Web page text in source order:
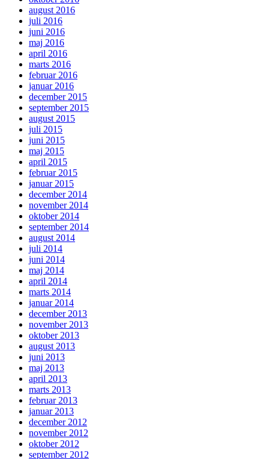
august 2016
juli 2016
juni 2016
maj 2016
april 2016
marts 2016
februar 2016
januar 2016
december 2015
september 2015
august 2015
juli 2015
juni 2015
maj 2015
april 2015
februar 2015
januar 2015
december 2014
november 2014
oktober 2014
september 2014
august 2014
juli 2014
juni 2014
maj 2014
april 2014
marts 2014
januar 2014
december 2013
november 2013
oktober 2013
august 2013
juni 2013
maj 2013
april 2013
marts 2013
februar 2013
januar 2013
december 2012
november 2012
oktober 2012
september 2012